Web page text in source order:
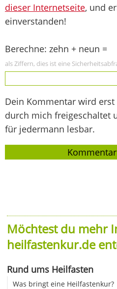
dieser Internetseite, und
einverstanden!
Berechne: zehn + neun =
als Ziffern, dies ist eine
Dein Kommentar wird
durch mich freigeschaltet
für jedermann lesbar.
Möchtest du mehr
heilfastenkur.de
Rund ums Heilfasten
Was bringt eine Heilfastenkur?